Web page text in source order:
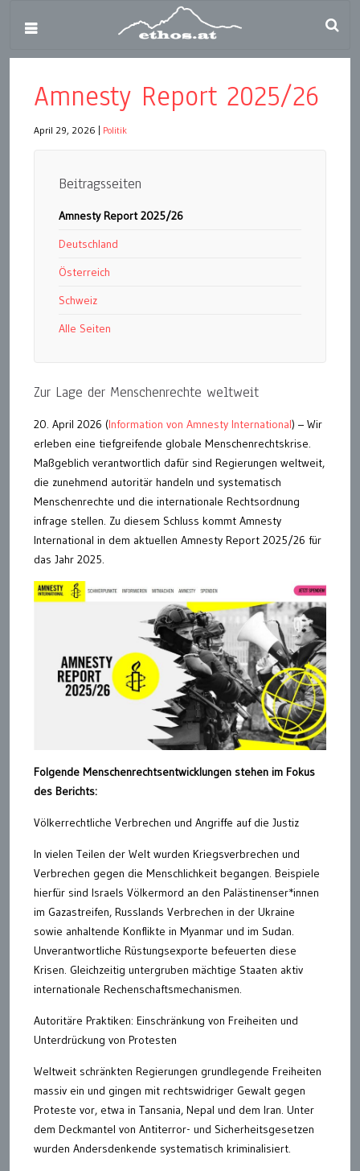
Amnesty Report 2025/26
April 29, 2026 Politik
Beitragsseiten
Amnesty Report 2025/26
Deutschland
Österreich
Schweiz
Alle Seiten
Zur Lage der Menschenrechte weltweit
20. April 2026 (Information von Amnesty International) – Wir
erleben eine tiefgreifende globale Menschenrechtskrise.
Maßgeblich verantwortlich dafür sind Regierungen weltweit,
die zunehmend autoritär handeln und systematisch
Menschenrechte und die internationale Rechtsordnung
infrage stellen. Zu diesem Schluss kommt Amnesty
International in dem aktuellen Amnesty Report 2025/26 für
das Jahr 2025.
Folgende Menschenrechtsentwicklungen stehen im Fokus
des Berichts:
Völkerrechtliche Verbrechen und Angriffe auf die Justiz
In vielen Teilen der Welt wurden Kriegsverbrechen und
Verbrechen gegen die Menschlichkeit begangen. Beispiele
hierfür sind Israels Völkermord an den Palästinenser*innen
im Gazastreifen, Russlands Verbrechen in der Ukraine
sowie anhaltende Konflikte in Myanmar und im Sudan.
Unverantwortliche Rüstungsexporte befeuerten diese
Krisen. Gleichzeitig untergruben mächtige Staaten aktiv
internationale Rechenschaftsmechanismen.
Autoritäre Praktiken: Einschränkung von Freiheiten und
Unterdrückung von Protesten
Weltweit schränkten Regierungen grundlegende Freiheiten
massiv ein und gingen mit rechtswidriger Gewalt gegen
Proteste vor, etwa in Tansania, Nepal und dem Iran. Unter
dem Deckmantel von Antiterror- und Sicherheitsgesetzen
wurden Andersdenkende systematisch kriminalisiert.